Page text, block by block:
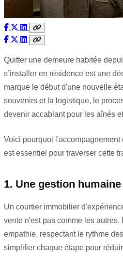
Quitter une demeure habitée
s’installer en résidence est une
marque le début d'une nouvelle
souvenirs et la logistique, le
devenir accablant pour les aînés
Voici pourquoi
est essentiel pour traverser cette
1. Une gestion
Un courtier immobilier
vente n'est pas comme les autres.
empathie, respectant le rythme
simplifier chaque étape pour